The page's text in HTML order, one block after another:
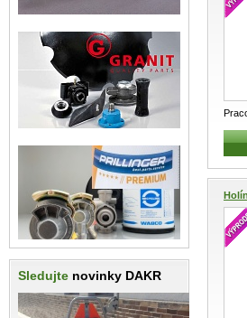
Sledujte novinky DAKR